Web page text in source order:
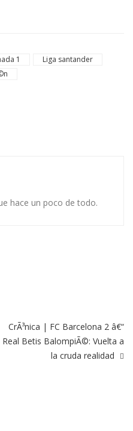
1
Liga santander
hace un poco de todo.
CrÃ³nica | FC Barcelona 2 â€“
Real Betis BalompiÃ©: Vuelta a
la cruda realidad